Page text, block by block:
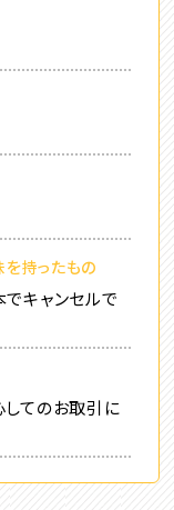
を持ったもの
キャンセルで
てのお取引に